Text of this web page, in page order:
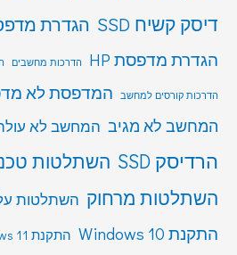
דיסק קשיח SSD
הגדרת
הגדרת מדפסת HP הדרכות מחשבים
הדרכות קורסים למחשב המדפסת לא
המחשב לא מגיב המחשב לא
הרדיסק SSD
השתלטות
השתלטות מרחוק השתלטות
התקנת Windows 10 התקנת Windows 11